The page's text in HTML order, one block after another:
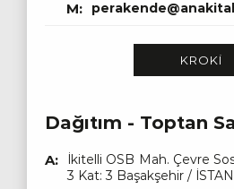
M:
KROKİ
Dağıtım - Toptan
A:
İkitelli OSB Mah. Çevre
3 Kat: 3 Başakşehir /